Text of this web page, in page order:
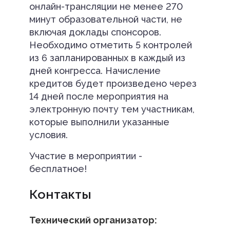
онлайн-трансляции не менее 270
минут образовательной части, не
включая доклады спонсоров.
Необходимо отметить 5 контролей
из 6 запланированных в каждый из
дней конгресса. Начисление
кредитов будет произведено через
14 дней после мероприятия на
электронную почту тем участникам,
которые выполнили указанные
условия.
Участие в мероприятии -
бесплатное!
Контакты
Технический организатор: